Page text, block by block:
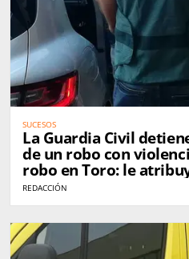
SUCESOS
La Guardia Civil
de un robo con
robo en Toro: le
REDACCIÓN